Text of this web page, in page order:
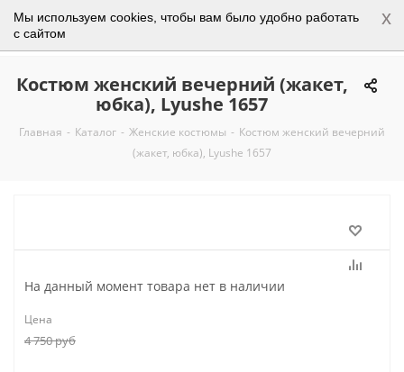
Мы используем cookies, чтобы вам было удобно работать
с сайтом
x
0
Костюм женский вечерний (жакет,
юбка), Lyushe 1657
Главная - Каталог - Женские костюмы - Костюм женский вечерний
(жакет, юбка), Lyushe 1657
На данный момент товара нет в наличии
Цена
4 750руб